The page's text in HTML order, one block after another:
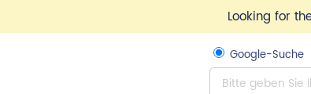
Looking for
Google-Suche